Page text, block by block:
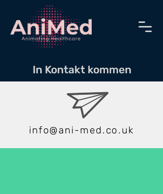
In Kontakt kommen
info@ani-med.co.uk